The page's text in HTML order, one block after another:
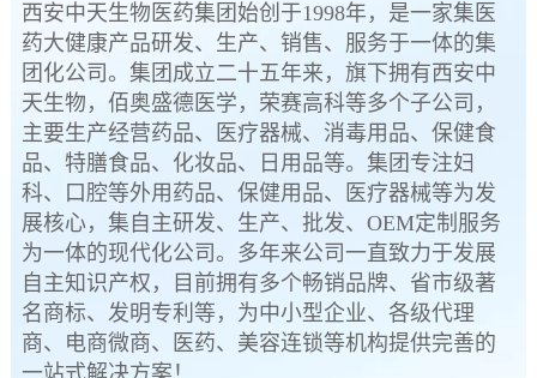
西安中天生物医药集团始创于1998年，是一家集医
药大健康产品研发、生产、销售、服务于一体的集
团化公司。集团成立二十五年来，旗下拥有西安中
天生物，佰奥盛德医学，荣赛高科等多个子公司，
主要生产经营药品、医疗器械、消毒用品、保健食
品、特膳食品、化妆品、日用品等。集团专注妇
科、口腔等外用药品、保健用品、医疗器械等为发
展核心，集自主研发、生产、批发、OEM定制服务
为一体的现代化公司。多年来公司一直致力于发展
自主知识产权，目前拥有多个畅销品牌、省市级著
名商标、发明专利等，为中小型企业、各级代理
商、电商微商、医药、美容连锁等机构提供完善的